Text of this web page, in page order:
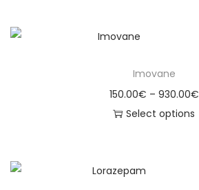
Imovane
150.00€ – 930.00€
Select options